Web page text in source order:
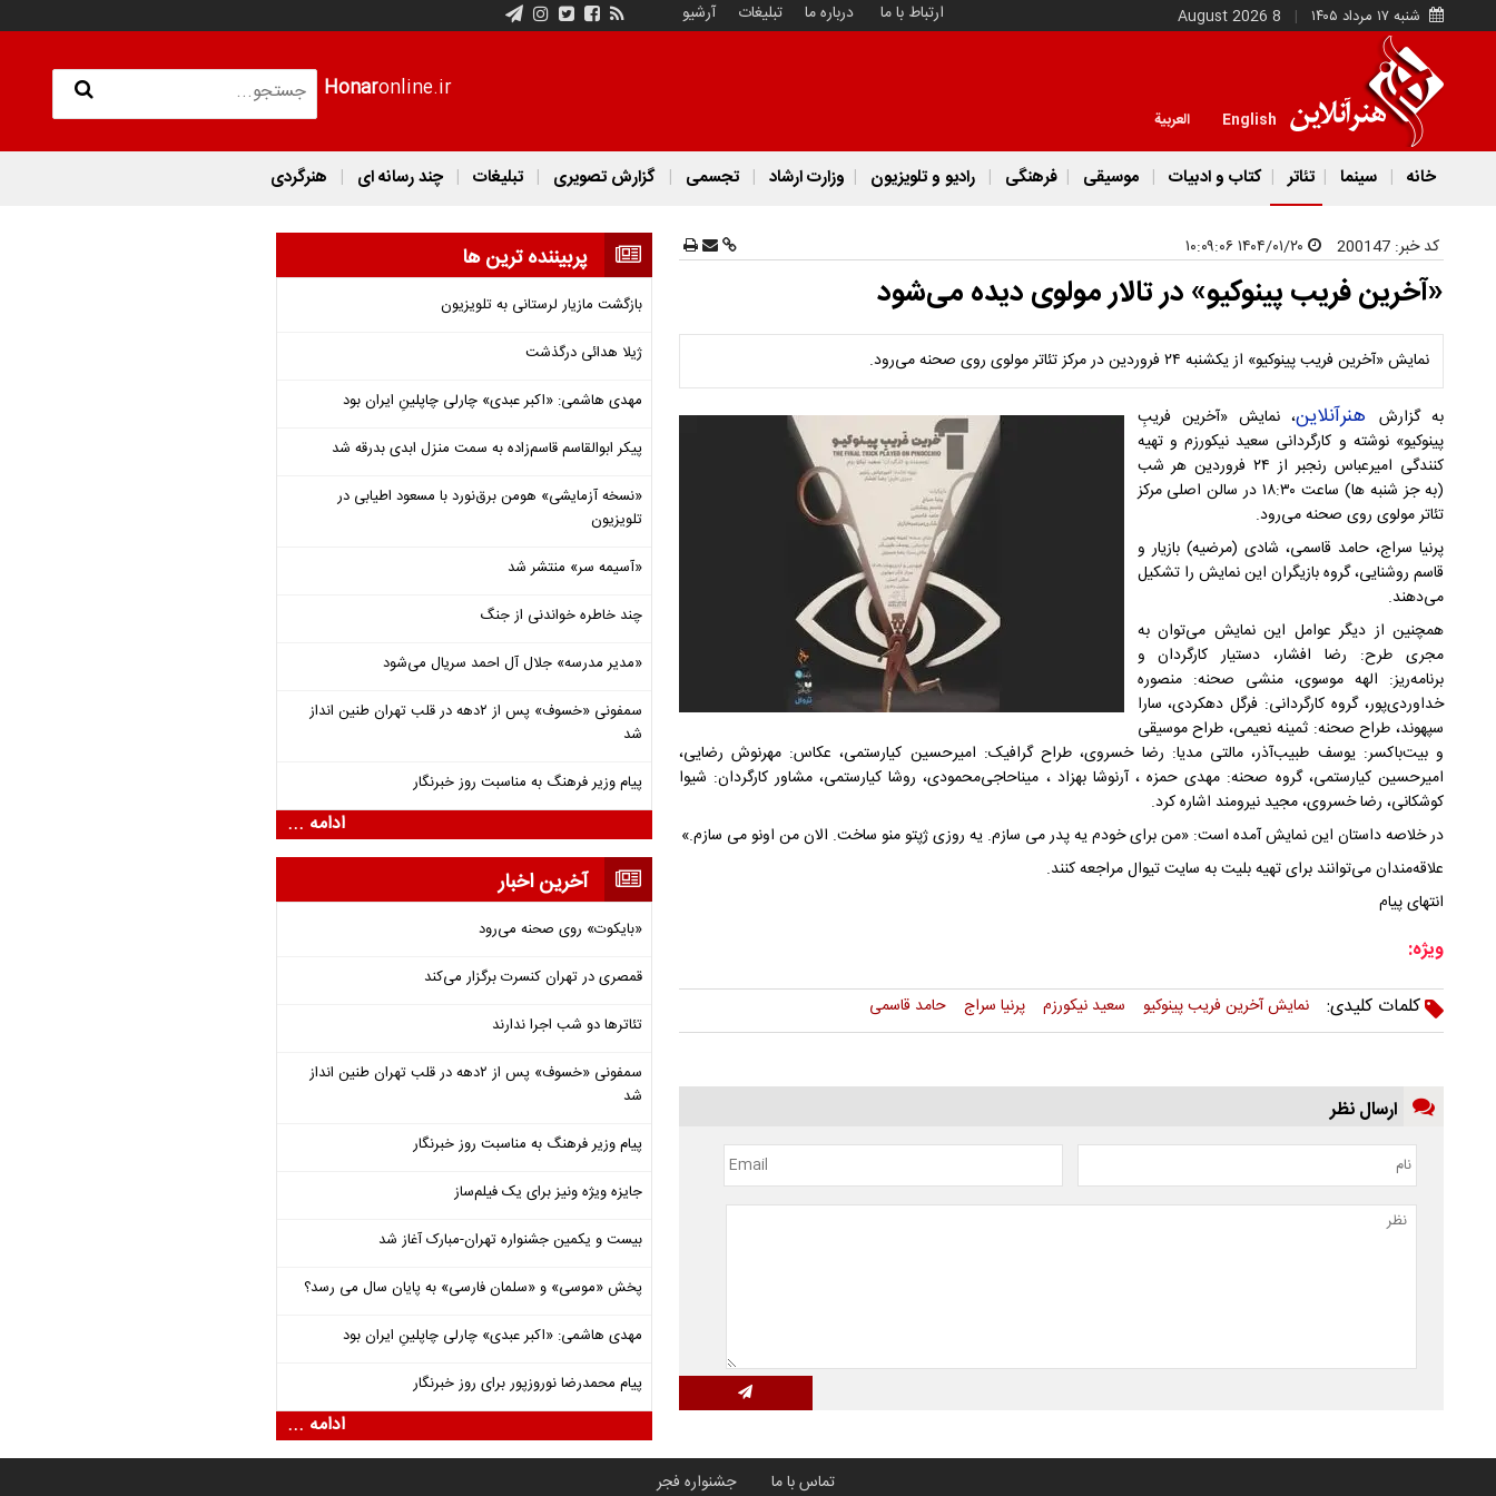
شنبه ۱۷ مرداد ۱۴۰۵ 8 August 2026 ارتباط با ما درباره ما تبلیغات آرشیو
Honaronline.ir
English العربية
خانه سینما تئاتر کتاب و ادبیات موسیقی فرهنگی رادیو و تلویزیون وزارت ارشاد تجسمی گزارش تصویری تبلیغات چند رسانه ای هنرگردی
کد خبر: 200147
«آخرین فریب پینوکیو» در تالار مولوی دیده می‌شود
نمایش «آخرین فریب پینوکیو» از یکشنبه ۲۴ فروردین در مرکز تئاتر مولوی روی صحنه می‌رود.
به گزارش هنرآنلاین، نمایش «آخرین فریبِ
پینوکیو» نوشته و کارگردانی سعید نیکورزم و تهیه
کنندگی امیرعباس رنجبر از ۲۴ فروردین هر شب
(به جز شنبه ها) ساعت ۱۸:۳۰ در سالن اصلی مرکز
تئاتر مولوی روی صحنه می‌رود.
پرنیا ‌سراج، حامد ‌قاسمی، شادی (مرضیه) بازیار و
قاسم ‌روشنایی، گروه بازیگران این نمایش را تشکیل
می‌دهند.
همچنین از دیگر عوامل این نمایش می‌توان به
مجری طرح: رضا افشار، دستیار کارگردان و
برنامه‌ریز: الهه موسوی، منشی صحنه: منصوره
خداوردی‌پور، گروه کارگردانی: فرگل دهکردی، سارا
‌سپهوند، طراح صحنه: ثمینه نعیمی‌، طراح موسیقی
و بیت‌باکسر: یوسف طبیب‌آذر، مالتی مدیا: رضا خسروی، طراح گرافیک: امیرحسین کیارستمی، عکاس: مهرنوش رضایی،
امیرحسین کیارستمی، گروه صحنه: مهدی حمزه‌ ، آرنوشا ‌بهزاد ، میناحاجی‌محمودی، روشا ‌کیارستمی، مشاور کارگردان: شیوا
کوشکانی، رضا خسروی، مجید نیرومند اشاره کرد.
در خلاصه داستان این نمایش آمده است: «من برای خودم یه پدر می سازم. یه روزی ژپتو منو ساخت. الان من اونو می سازم.»
علاقه‌مندان می‌توانند برای تهیه بلیت به سایت تیوال مراجعه کنند.
انتهای پیام
ویژه:
کلمات کلیدی:
نمایش آخرین فریب پینوکیو سعید نیکورزم پرنیا سراج حامد قاسمی
ارسال نظر
پربیننده ترین ها
بازگشت مازیار لرستانی به تلویزیون
ژیلا هدائی درگذشت
مهدی هاشمی: «اکبر عبدی» چارلی چاپلینِ ایران بود
پیکر ابوالقاسم قاسم‌زاده به سمت منزل ابدی بدرقه شد
«نسخه آزمایشی» هومن برق‌نورد با مسعود اطیابی در
تلویزیون
«آسیمه سر» منتشر شد
چند خاطره خواندنی از جنگ
«مدیر مدرسه» جلال آل احمد سریال می‌شود
سمفونی «خسوف» پس از ۲دهه در قلب تهران طنین انداز
شد
پیام وزیر فرهنگ به مناسبت روز خبرنگار
ادامه ...
آخرین اخبار
«بایکوت» روی صحنه می‌رود
قمصری در تهران کنسرت برگزار می‌کند
تئاترها دو شب اجرا ندارند
سمفونی «خسوف» پس از ۲دهه در قلب تهران طنین انداز
شد
پیام وزیر فرهنگ به مناسبت روز خبرنگار
جایزه ویژه ونیز برای یک فیلم‌ساز
بیست و یکمین جشنواره تهران-مبارک آغاز شد
پخش «موسی» و «سلمان فارسی» به پایان سال می رسد؟
مهدی هاشمی: «اکبر عبدی» چارلی چاپلینِ ایران بود
پیام محمدرضا نوروزپور برای روز خبرنگار
ادامه ...
تماس با ما جشنواره فجر